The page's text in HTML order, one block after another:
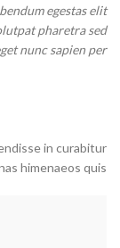
egestas elit
pharetra sed
nunc sapien per.
in curabitur
himenaeos quis.